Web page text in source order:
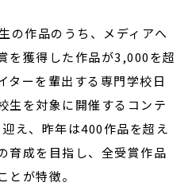
の作品のうち、メディアへ
を獲得した作品が3,000を超
ターを輩出する専門学校日
生を対象に開催するコンテ
え、昨年は400作品を超え
育成を目指し、全受賞作品
とが特徴。